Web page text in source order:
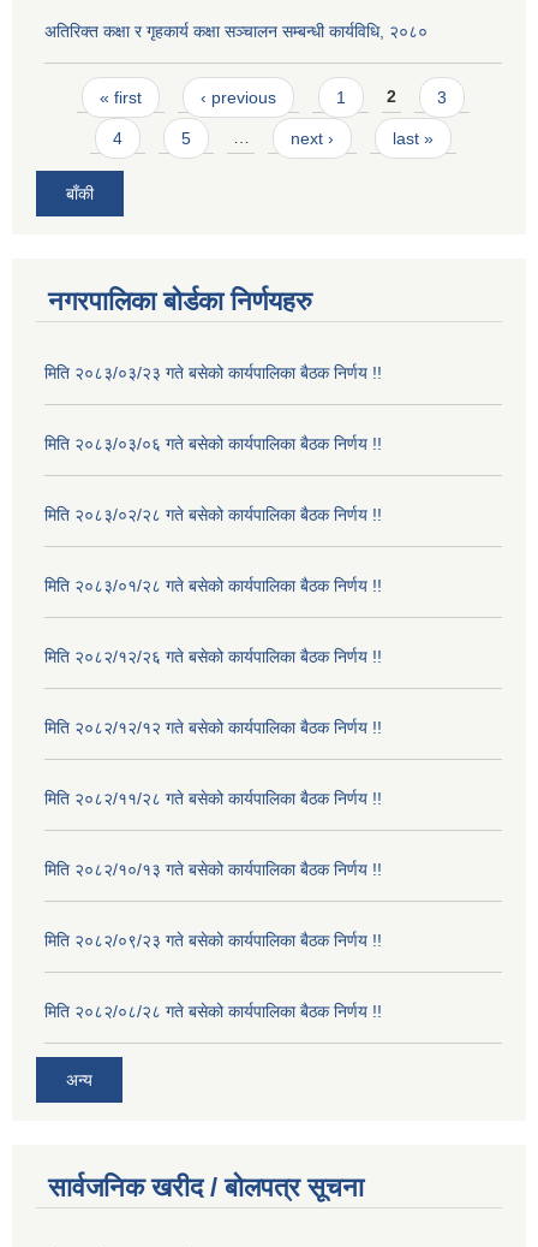
अतिरिक्त कक्षा र गृहकार्य कक्षा सञ्चालन सम्बन्धी कार्यविधि, २०८०
Pages
« first ‹ previous 1 2 3
4 5 … next › last »
बाँकी
नगरपालिका बोर्डका निर्णयहरु
मिति २०८३/०३/२३ गते बसेको कार्यपालिका बैठक निर्णय !!
मिति २०८३/०३/०६ गते बसेको कार्यपालिका बैठक निर्णय !!
मिति २०८३/०२/२८ गते बसेको कार्यपालिका बैठक निर्णय !!
मिति २०८३/०१/२८ गते बसेको कार्यपालिका बैठक निर्णय !!
मिति २०८२/१२/२६ गते बसेको कार्यपालिका बैठक निर्णय !!
मिति २०८२/१२/१२ गते बसेको कार्यपालिका बैठक निर्णय !!
मिति २०८२/११/२८ गते बसेको कार्यपालिका बैठक निर्णय !!
मिति २०८२/१०/१३ गते बसेको कार्यपालिका बैठक निर्णय !!
मिति २०८२/०९/२३ गते बसेको कार्यपालिका बैठक निर्णय !!
मिति २०८२/०८/२८ गते बसेको कार्यपालिका बैठक निर्णय !!
अन्य
सार्वजनिक खरीद / बोलपत्र सूचना